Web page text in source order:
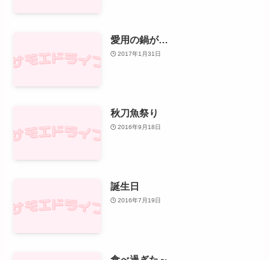
愛用の鍋が…
2017年1月31日
秋刀魚祭り
2016年9月18日
誕生日
2016年7月19日